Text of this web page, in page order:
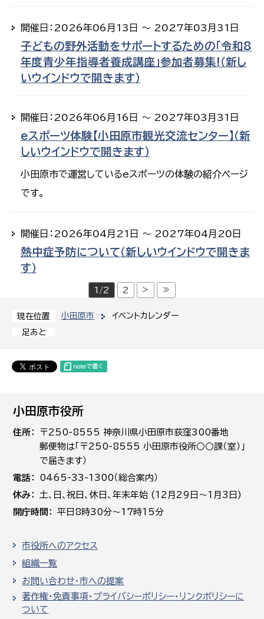
現在位置 小田原市
イベントカレンダー
足あと
開催日：2026年06月13日 ～ 2027年03月31日
子どもの野外活動をサポートするための「令和8
年度青少年指導者養成講座」参加者募集!（新し
いウインドウで開きます）
開催日：2026年06月16日 ～ 2027年03月31日
eスポーツ体験【小田原市観光交流センター】（新
しいウインドウで開きます）
小田原市で運営しているeスポーツの体験の紹介ページ
です。
開催日：2026年04月21日 ～ 2027年04月20日
熱中症予防について（新しいウインドウで開きま
す）
1/2 2 > ≫
小田原市役所
住所
〒250-8555 神奈川県小田原市荻窪300番地
郵便物は「〒250-8555 小田原市役所○○課（室）」
で届きます）
電話
0465-33-1300（総合案内）
休み
土､日､祝日、休日、年末年始 (12月29日～1月3日)
開庁時間
平日8時30分～17時15分
市役所へのアクセス
組織一覧
お問い合わせ・市への提案
著作権・免責事項・プライバシーポリシー・リンクポリシーに
ついて